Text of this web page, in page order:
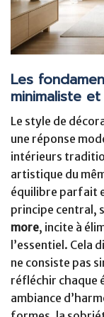
Les
minimaliste
Le style de
une réponse
intérieurs
artistique du
équilibre parfait
principe central,
more, incite à
l’essentiel. Cela
ne consiste pas
réfléchir chaque
ambiance